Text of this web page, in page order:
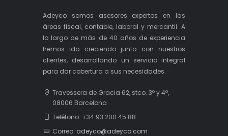
Adeyco somos asesores expertos en las
áreas fiscal, contable, laboral y mercantil. A
lo largo de más de 40 años de experiencia
hemos ido creciendo junto con nuestros
clientes, desarrollando un servicio integral
para dar cobertura a sus necesidades.
Travessera de Gracia 62, stco. 3º y 4º,
08006 Barcelona
Teléfono: +34 93 200 45 88
Correo: adeyco@adeyco.com